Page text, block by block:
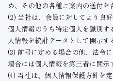
め、その他の各種ご案内の送付を
(2) 当社は、会員に対してより良
個人情報のうち特定個人を識別
人情報を統計データとして開示す
(3) 前号に定める場合の他、法令
場合には個人情報を第三者に開示
(4) 当社は、個人情報保護方針を